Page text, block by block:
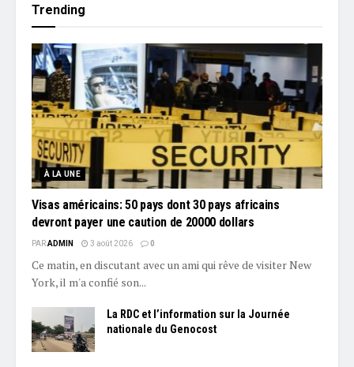
Trending
À LA UNE
Visas américains: 50 pays dont 30 pays africains
devront payer une caution de 20000 dollars
PARADMIN 3 août 2026 0
Ce matin, en discutant avec un ami qui rêve de visiter New
York, il m'a confié son...
La RDC et l’information sur la Journée
nationale du Genocost